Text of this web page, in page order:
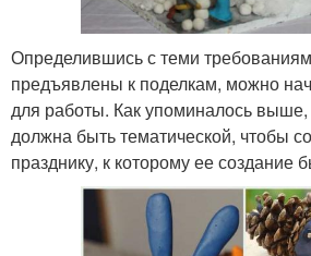
Определившись с теми
предъявлены к поделкам, можно
для работы. Как упоминалось
должна быть тематической, чтобы
празднику, к которому ее создание